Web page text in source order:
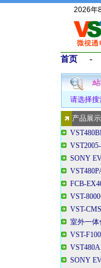
2026年
首页 -
请选择搜
产品展示
SONY
FCB-
VST-
VST-
室外一体
VST-
SONY